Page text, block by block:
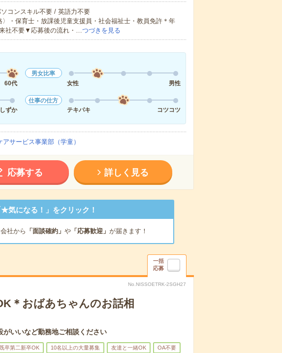
コンスキル不要 / 英語力不要
・保育士・放課後児童支援員・社会福祉士・教員免許＊年
社不要▼応募後の流れ・…つづきを見る
60代
男女比率
女性
男性
しずか
仕事の仕方
テキパキ
コツコツ
サービス事業部（学童）
応募する 詳しく見る
気になる！」をクリック！
社から 「面談確約」 や「応募歓迎」 が届きます！
一括
応募
No.NISSOETRK-2SGH27
＊おばあちゃんのお話相
いいなど勤務地ご相談ください
既卒第二新卒OK 10名以上の大量募集 友達と一緒OK OA不要